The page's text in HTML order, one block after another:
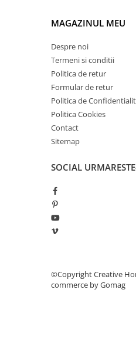
Termostate aplicatii industriale
Accesorii pentru echipamente
industriale
Echipamente pentru tratarea si
pomparea apei
Pompe submersibile
Pompe de suprafata
Pompe pentru piscine
Vase de expansiune pentru
Grupuri de pompare apa
dedurizare apa
Contoare de apa - Apometre
MAGAZINUL MEU
Despre noi
Termeni si conditii
Politica de retur
Formular de retur
Politica de
Politica Cookies
Contact
Sitemap
SOCIAL
©Copyright Creative
commerce by Gomag